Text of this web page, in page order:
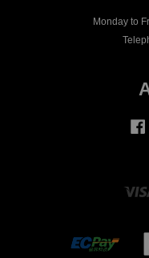
Monday to